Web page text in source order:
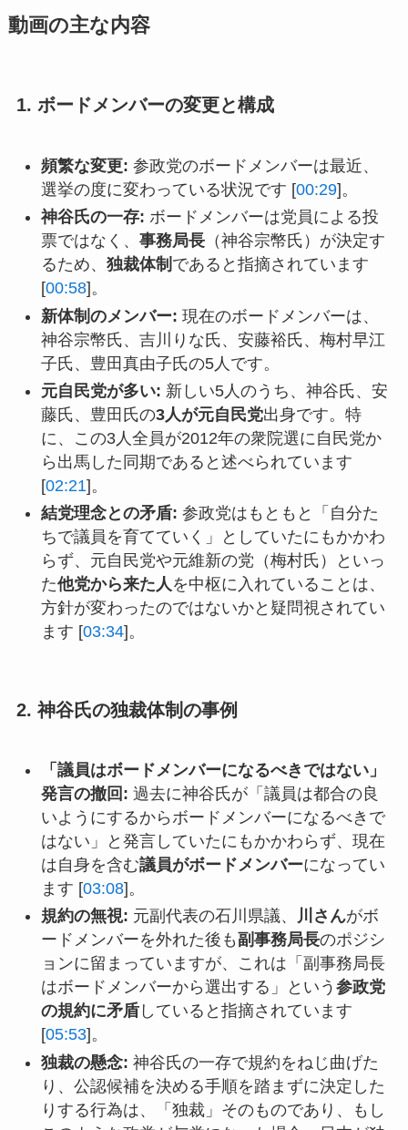
動画の主な内容
1. ボードメンバーの変更と構成
頻繁な変更: 参政党のボードメンバーは最近、
選挙の度に変わっている状況です [00:29]。
神谷氏の一存: ボードメンバーは党員による投
票ではなく、 事務局長（神谷宗幣氏）が決定す
るため、 独裁体制 であると指摘されています
[00:58]。
新体制のメンバー: 現在のボードメンバーは、
神谷宗幣氏、吉川りな氏、安藤裕氏、梅村早江
子氏、豊田真由子氏の5人です。
元自民党が多い: 新しい5人のうち、神谷氏、安
藤氏、豊田氏の3人が元自民党出身です。特
に、この3人全員が2012年の衆院選に自民党か
ら出馬した同期であると述べられています
[02:21]。
結党理念との矛盾: 参政党はもともと「自分た
ちで議員を育てていく」としていたにもかかわ
らず、元自民党や元維新の党（梅村氏）といっ
た他党から来た人を中枢に入れていることは、
方針が変わったのではないかと疑問視されてい
ます [03:34]。
2. 神谷氏の独裁体制の事例
「議員はボードメンバーになるべきではない」
発言の撤回: 過去に神谷氏が「議員は都合の良
いようにするからボードメンバーになるべきで
はない」と発言していたにもかかわらず、現在
は自身を含む議員がボードメンバーになってい
ます [03:08]。
規約の無視: 元副代表の石川県議、 川さんがボ
ードメンバーを外れた後も副事務局長のポジシ
ョンに留まっていますが、これは「副事務局長
はボードメンバーから選出する」という 参政党
の規約に矛盾していると指摘されています
[05:53]。
独裁の懸念: 神谷氏の一存で規約をねじ曲げた
り、公認候補を決める手順を踏まずに決定した
りする行為は、「独裁」そのものであり、もし